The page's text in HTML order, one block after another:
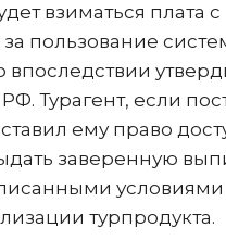
взиматься плата с
пользование
Турагент, если
ему право
заверенную
условиями
турпродукта.